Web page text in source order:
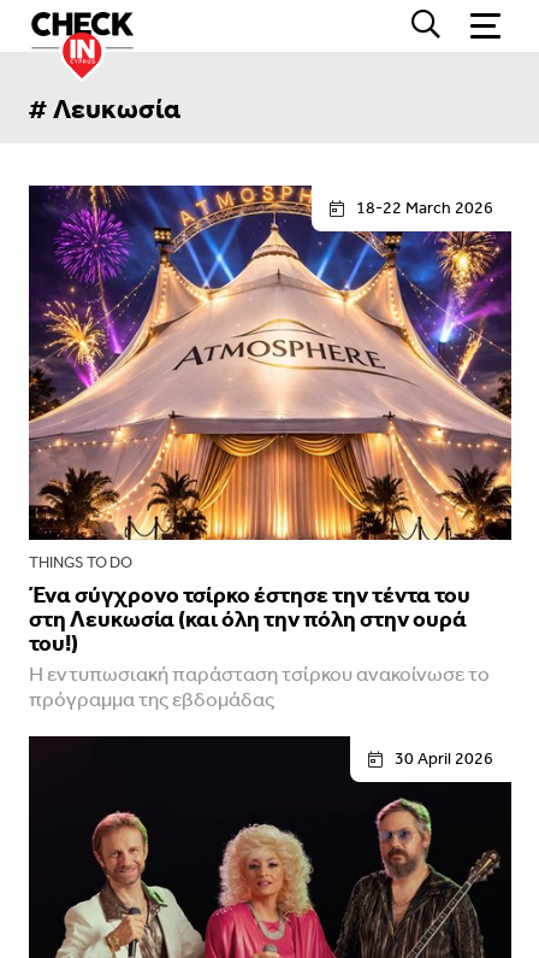
# Λευκωσία
18-22 March 2026
THINGS TO DO
Ένα σύγχρονο τσίρκο έστησε την τέντα του
στη Λευκωσία (και όλη την πόλη στην ουρά
του!)
Η εντυπωσιακή παράσταση τσίρκου ανακοίνωσε το
πρόγραμμα της εβδομάδας
30 April 2026